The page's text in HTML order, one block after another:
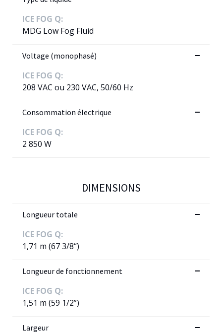
ICE FOG Q:
MDG Low Fog Fluid
Voltage (monophasé)
ICE FOG Q:
208 VAC ou 230 VAC, 50/60 Hz
Consommation électrique
ICE FOG Q:
2 850 W
DIMENSIONS
Longueur totale
ICE FOG Q:
1,71 m (67 3/8“)
Longueur de fonctionnement
ICE FOG Q:
1,51 m (59 1/2”)
Largeur